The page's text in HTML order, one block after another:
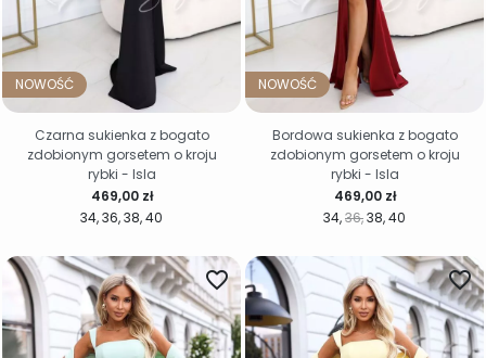
NOWOŚĆ
34 36 38 40
Cena
469,00 zł
Czarna sukienka z bogato
zdobionym gorsetem o kroju
rybki - Isla
NOWOŚĆ
34 36 38 40
Cena
469,00 zł
Bordowa sukienka z bogato
zdobionym gorsetem o kroju
rybki - Isla
favorite_border favorite_border